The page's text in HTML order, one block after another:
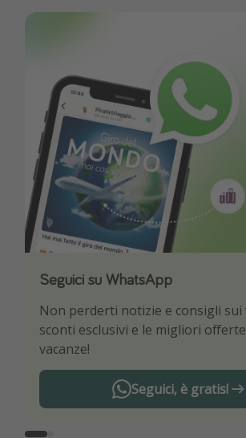
Seguici su WhatsApp
Non perderti notizie e consigli sui
sconti esclusivi e le migliori
vacanze!
Seguici, è gratis!
Scarica la nostra App
Sii il primo a conoscere le migliori
viaggio